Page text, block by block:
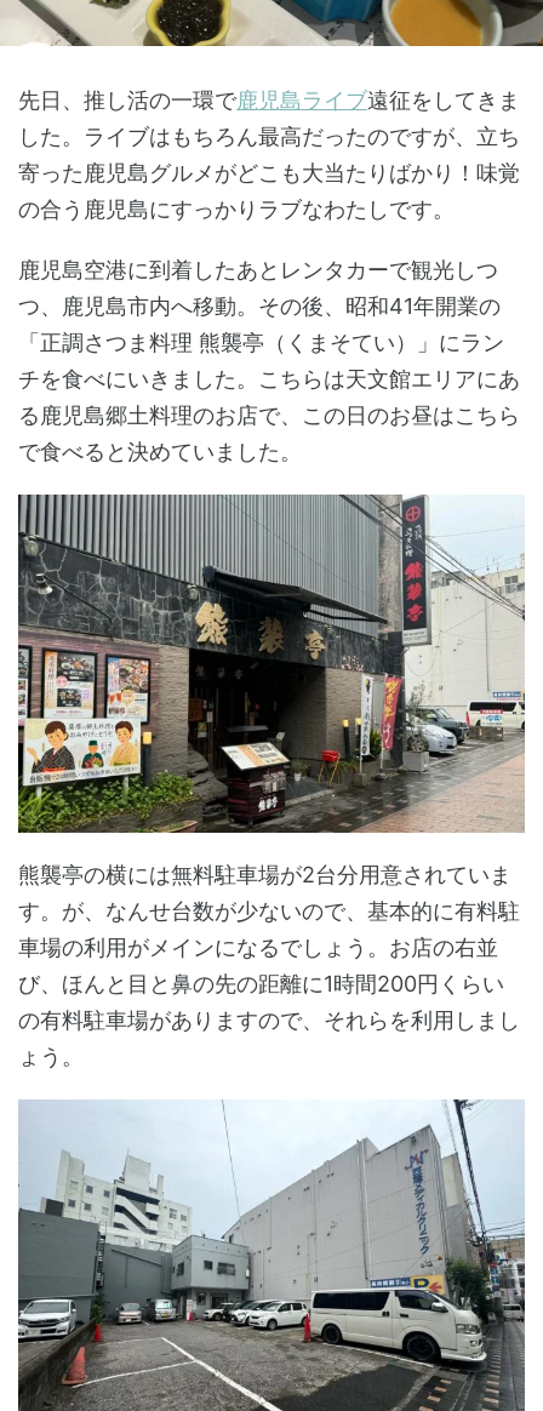
先日、推し活の一環で鹿児島ライブ遠征をしてきま
した。ライブはもちろん最高だったのですが、立ち
寄った鹿児島グルメがどこも大当たりばかり！味覚
の合う鹿児島にすっかりラブなわたしです。
鹿児島空港に到着したあとレンタカーで観光しつ
つ、鹿児島市内へ移動。その後、昭和41年開業の
「正調さつま料理 熊襲亭（くまそてい）」にラン
チを食べにいきました。こちらは天文館エリアにあ
る鹿児島郷土料理のお店で、この日のお昼はこちら
で食べると決めていました。
熊襲亭の横には無料駐車場が2台分用意されていま
す。が、なんせ台数が少ないので、基本的に有料駐
車場の利用がメインになるでしょう。お店の右並
び、ほんと目と鼻の先の距離に1時間200円くらい
の有料駐車場がありますので、それらを利用しまし
ょう。